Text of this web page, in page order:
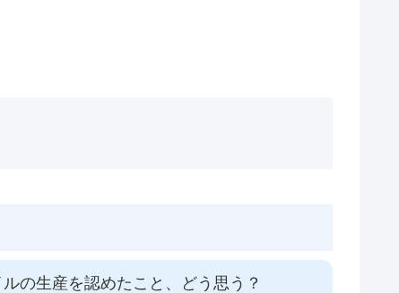
の生産を認めたこと、どう思う？